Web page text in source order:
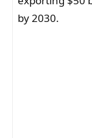
by 2030.